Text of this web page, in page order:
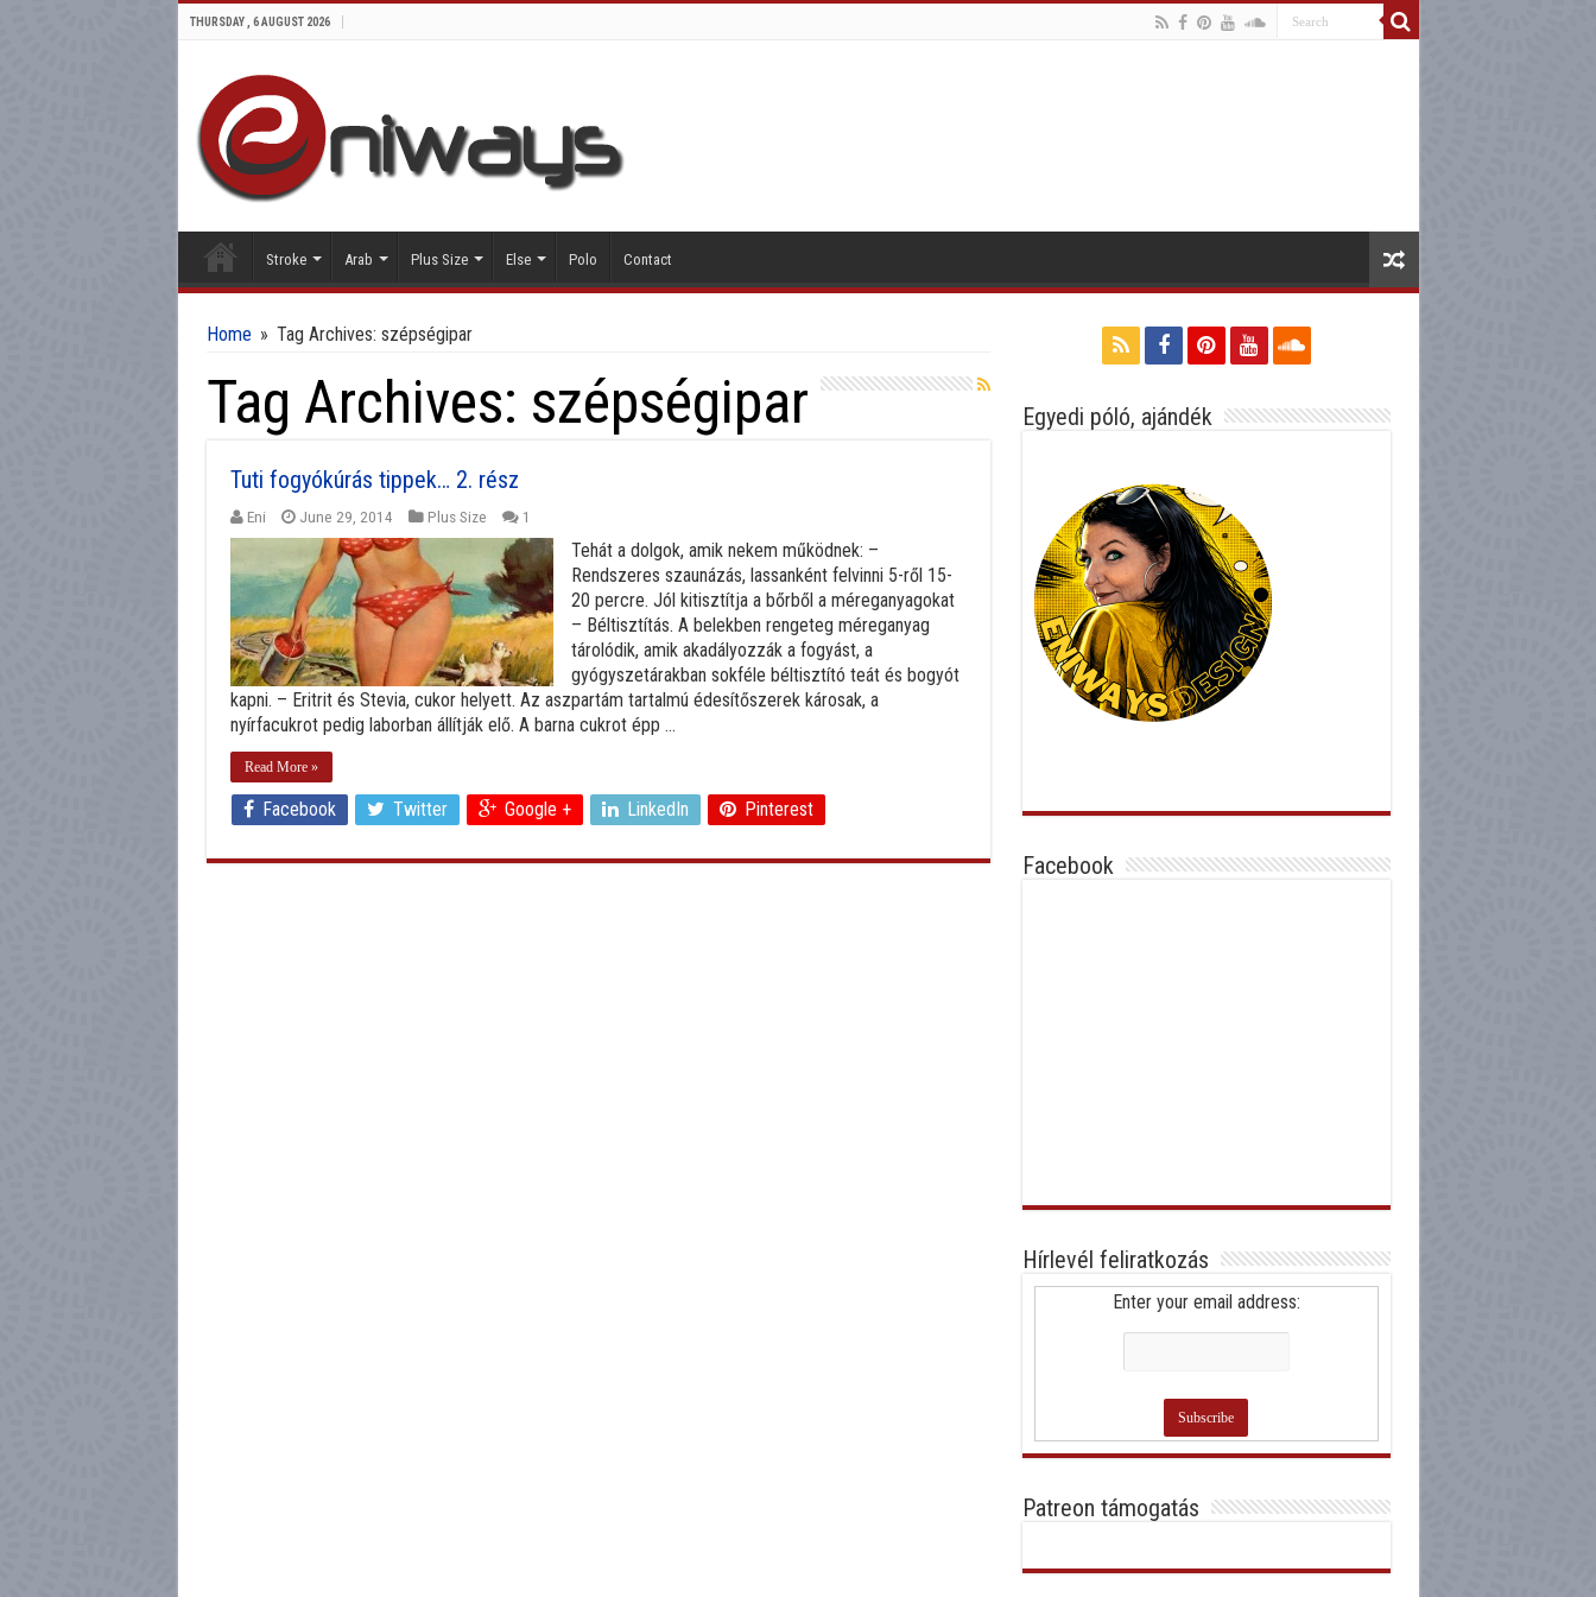
THURSDAY , 6 AUGUST 2026
Stroke Arab Plus Size Else Polo Contact
Home » Tag Archives: szépségipar
Tag Archives: szépségipar
Tuti fogyókúrás tippek… 2. rész
Eni June 29, 2014 Plus Size 1
Tehát a dolgok, amik nekem működnek: –
Rendszeres szaunázás, lassanként felvinni 5-ről 15-
20 percre. Jól kitisztítja a bőrből a méreganyagokat
– Béltisztítás. A belekben rengeteg méreganyag
tárolódik, amik akadályozzák a fogyást, a
gyógyszetárakban sokféle béltisztító teát és bogyót
kapni. – Eritrit és Stevia, cukor helyett. Az aszpartám tartalmú édesítőszerek károsak, a
nyírfacukrot pedig laborban állítják elő. A barna cukrot épp ...
Read More »
Facebook Twitter Google + LinkedIn Pinterest
Egyedi póló, ajándék
Facebook
Hírlevél feliratkozás
Enter your email address:
Patreon támogatás